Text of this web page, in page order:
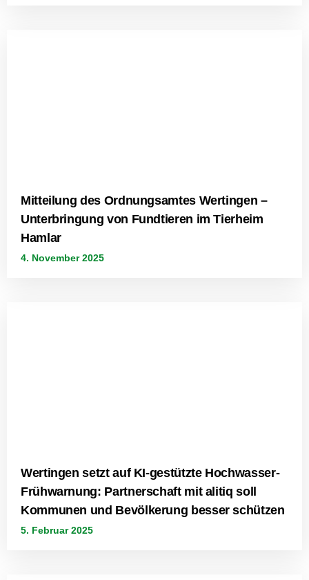
Mitteilung des Ordnungsamtes Wertingen –
Unterbringung von Fundtieren im Tierheim
Hamlar
4. November 2025
Wertingen setzt auf KI-gestützte Hochwasser-
Frühwarnung: Partnerschaft mit alitiq soll
Kommunen und Bevölkerung besser schützen
5. Februar 2025